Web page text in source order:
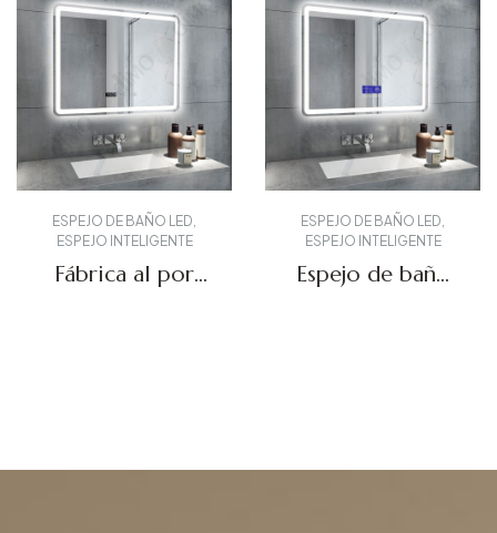
ESPEJO DE BAÑO LED,
ESPEJO INTELIGENTE
Fábrica al por
ESPEJO DE BAÑO LED,
ESPEJO INTELIGENTE
Espejo de baño